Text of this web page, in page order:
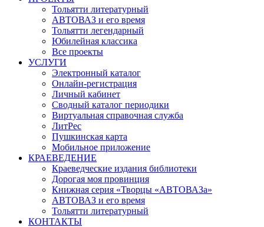
Тольятти литературный
АВТОВАЗ и его время
Тольятти легендарный
Юбилейная классика
Все проекты
УСЛУГИ
Электронный каталог
Онлайн-регистрация
Личный кабинет
Сводный каталог периодики
Виртуальная справочная служба
ЛитРес
Пушкинская карта
Мобильное приложение
КРАЕВЕДЕНИЕ
Краеведческие издания библиотеки
Дорогая моя провинция
Книжная серия «Творцы «АВТОВАЗа»
АВТОВАЗ и его время
Тольятти литературный
КОНТАКТЫ